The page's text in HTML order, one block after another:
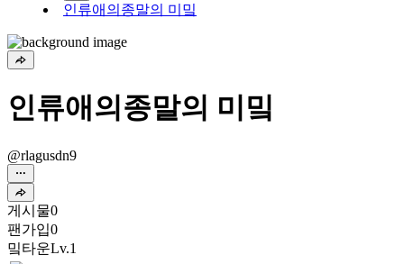
인류애의종말의 미밐
인류애의종말의 미밐
@rlagusdn9
게시물0
팬가입0
밐타운Lv.1